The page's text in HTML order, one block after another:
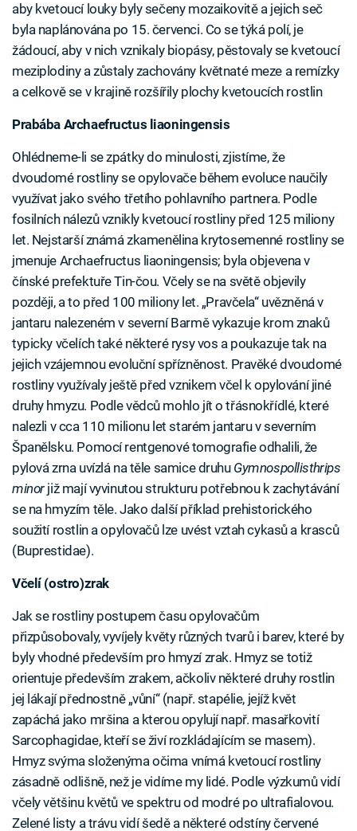
aby kvetoucí louky byly sečeny mozaikovitě a jejich seč
byla naplánována po 15. červenci. Co se týká polí, je
žádoucí, aby v nich vznikaly biopásy, pěstovaly se kvetoucí
meziplodiny a zůstaly zachovány květnaté meze a remízky
a celkově se v krajině rozšířily plochy kvetoucích rostlin
Prabába Archaefructus liaoningensis
Ohlédneme-li se zpátky do minulosti, zjistíme, že
dvoudomé rostliny se opylovače během evoluce naučily
využívat jako svého třetího pohlavního partnera. Podle
fosilních nálezů vznikly kvetoucí rostliny před 125 miliony
let. Nejstarší známá zkamenělina krytosemenné rostliny se
jmenuje Archaefructus liaoningensis; byla objevena v
čínské prefektuře Tin-čou. Včely se na světě objevily
později, a to před 100 miliony let. „Pravčela“ uvězněná v
jantaru nalezeném v severní Barmě vykazuje krom znaků
typicky včelích také některé rysy vos a poukazuje tak na
jejich vzájemnou evoluční spřízněnost. Pravěké dvoudomé
rostliny využívaly ještě před vznikem včel k opylování jiné
druhy hmyzu. Podle vědců mohlo jít o třásnokřídlé, které
nalezli v cca 110 milionu let starém jantaru v severním
Španělsku. Pomocí rentgenové tomografie odhalili, že
pylová zrna uvízlá na těle samice druhu Gymnospollisthrips
minor již mají vyvinutou strukturu potřebnou k zachytávání
se na hmyzím těle. Jako další příklad prehistorického
soužití rostlin a opylovačů lze uvést vztah cykasů a krasců
(Buprestidae).
Včelí (ostro)zrak
Jak se rostliny postupem času opylovačům
přizpůsobovaly, vyvíjely květy různých tvarů i barev, které by
byly vhodné především pro hmyzí zrak. Hmyz se totiž
orientuje především zrakem, ačkoliv některé druhy rostlin
jej lákají přednostně „vůní“ (např. stapélie, jejíž květ
zapáchá jako mršina a kterou opylují např. masařkovití
Sarcophagidae, kteří se živí rozkládajícím se masem).
Hmyz svýma složenýma očima vnímá kvetoucí rostliny
zásadně odlišně, než je vidíme my lidé. Podle výzkumů vidí
včely většinu květů ve spektru od modré po ultrafialovou.
Zelené listy a trávu vidí šedě a některé odstíny červené